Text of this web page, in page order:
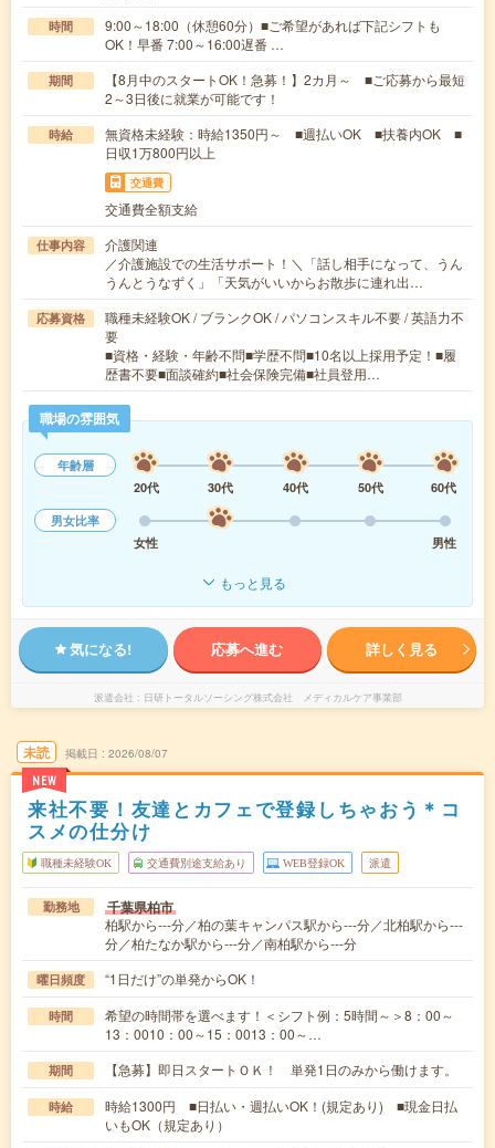
時間
9:00～18:00（休憩60分）■ご希望があれば下記シフトも
OK！早番 7:00～16:00遅番 …
期間
【8月中のスタートOK！急募！】2カ月～ ■ご応募から最短
2～3日後に就業が可能です！
時給
無資格未経験：時給1350円～ ■週払いOK ■扶養内OK ■
日収1万800円以上
交通費
交通費全額支給
仕事内容
介護関連
／介護施設での生活サポート！＼「話し相手になって、うん
うんとうなずく」「天気がいいからお散歩に連れ出…
応募資格
職種未経験OK / ブランクOK / パソコンスキル不要 / 英語力不
要
■資格・経験・年齢不問■学歴不問■10名以上採用予定！■履
歴書不要■面談確約■社会保険完備■社員登用…
職場の雰囲気
年齢層
20代
30代 40代 50代
60代
男女比率
女性
男性
もっと見る
気になる! 応募へ進む 詳しく見る
派遣会社 日研トータルソーシング株式会社 メディカルケア事業部
未読
NEW
掲載日 2026/08/07
来社不要！友達とカフェで登録しちゃおう＊コ
スメの仕分け
職種未経験OK 交通費別途支給あり WEB登録OK 派遣
勤務地 千葉県柏市
柏駅から---分／柏の葉キャンパス駅から---分／北柏駅から---
分／柏たなか駅から---分／南柏駅から---分
曜日頻度 “1日だけ”の単発からOK！
時間
希望の時間帯を選べます！＜シフト例：5時間～＞8：00～
13：0010：00～15：0013：00～…
期間 【急募】即日スタートＯＫ！ 単発1日のみから働けます。
時給
時給1300円 ■日払い・週払いOK！(規定あり) ■現金日払
いもOK（規定あり）